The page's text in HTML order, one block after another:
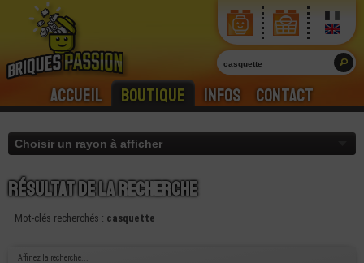
Accueil Boutique Infos Contact
Résultat de la recherche
Mot-clés recherchés : casquette
Affinez la recherche...